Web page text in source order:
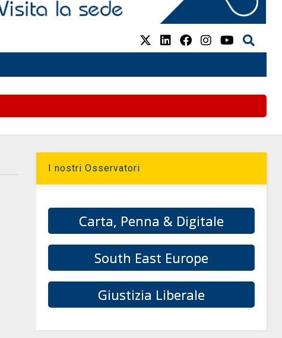
I nostri Osservatori
Carta, Penna & Digitale
South East Europe
Giustizia Liberale